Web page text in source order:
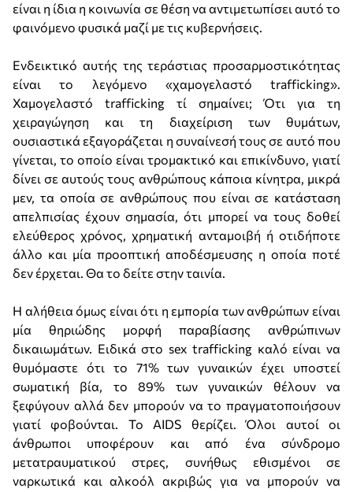
είναι η ίδια η κοινωνία σε θέση να αντιμετωπίσει αυτό το
φαινόμενο φυσικά μαζί με τις κυβερνήσεις.
Ενδεικτικό αυτής της τεράστιας προσαρμοστικότητας
είναι το λεγόμενο «χαμογελαστό trafficking».
Χαμογελαστό trafficking τί σημαίνει; Ότι για τη
χειραγώγηση και τη διαχείριση των θυμάτων,
ουσιαστικά εξαγοράζεται η συναίνεσή τους σε αυτό που
γίνεται, το οποίο είναι τρομακτικό και επικίνδυνο, γιατί
δίνει σε αυτούς τους ανθρώπους κάποια κίνητρα, μικρά
μεν, τα οποία σε ανθρώπους που είναι σε κατάσταση
απελπισίας έχουν σημασία, ότι μπορεί να τους δοθεί
ελεύθερος χρόνος, χρηματική ανταμοιβή ή οτιδήποτε
άλλο και μία προοπτική αποδέσμευσης η οποία ποτέ
δεν έρχεται. Θα το δείτε στην ταινία.
Η αλήθεια όμως είναι ότι η εμπορία των ανθρώπων είναι
μία θηριώδης μορφή παραβίασης ανθρώπινων
δικαιωμάτων. Ειδικά στο sex trafficking καλό είναι να
θυμόμαστε ότι το 71% των γυναικών έχει υποστεί
σωματική βία, το 89% των γυναικών θέλουν να
ξεφύγουν αλλά δεν μπορούν να το πραγματοποιήσουν
γιατί φοβούνται. Το AIDS θερίζει. Όλοι αυτοί οι
άνθρωποι υποφέρουν και από ένα σύνδρομο
μετατραυματικού στρες, συνήθως εθισμένοι σε
ναρκωτικά και αλκοόλ ακριβώς για να μπορούν να